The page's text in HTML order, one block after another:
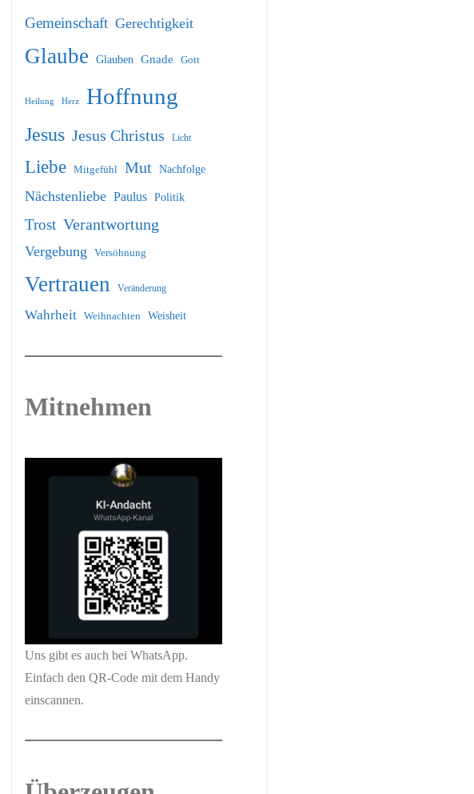
Gemeinschaft Gerechtigkeit
Glaube Glauben Gnade Gott
Heilung Herz Hoffnung
Jesus Jesus Christus Licht
Liebe Mitgefühl Mut Nachfolge
Nächstenliebe Paulus Politik
Trost Verantwortung
Vergebung Versöhnung
Vertrauen Veränderung
Wahrheit Weihnachten Weisheit
Mitnehmen
Uns gibt es auch bei WhatsApp.
Einfach den QR-Code mit dem Handy
einscannen.